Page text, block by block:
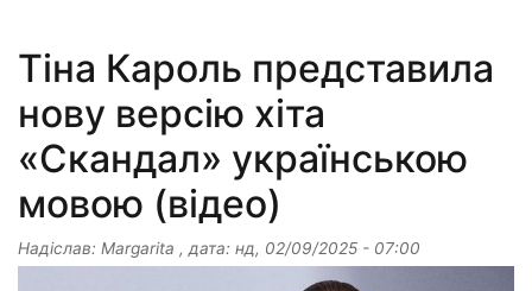
Тіна Кароль представила
нову версію хіта
«Скандал» українською
мовою (відео)
Надіслав: Margarita , дата: нд, 02/09/2025 - 07:00